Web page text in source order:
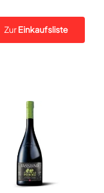
ZurEinkaufsliste